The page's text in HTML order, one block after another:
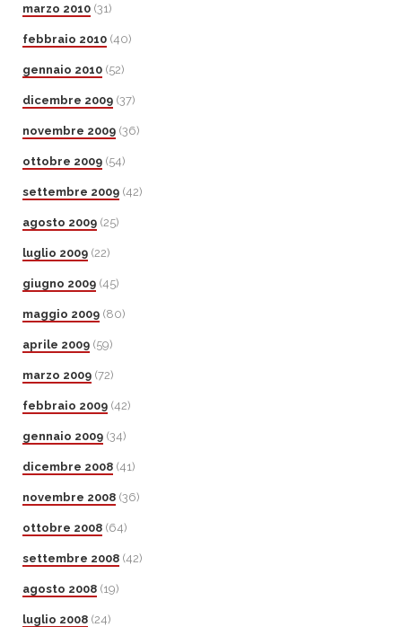
marzo 2010 (31)
febbraio 2010 (40)
gennaio 2010 (52)
dicembre 2009 (37)
novembre 2009 (36)
ottobre 2009 (54)
settembre 2009 (42)
agosto 2009 (25)
luglio 2009 (22)
giugno 2009 (45)
maggio 2009 (80)
aprile 2009 (59)
marzo 2009 (72)
febbraio 2009 (42)
gennaio 2009 (34)
dicembre 2008 (41)
novembre 2008 (36)
ottobre 2008 (64)
settembre 2008 (42)
agosto 2008 (19)
luglio 2008 (24)